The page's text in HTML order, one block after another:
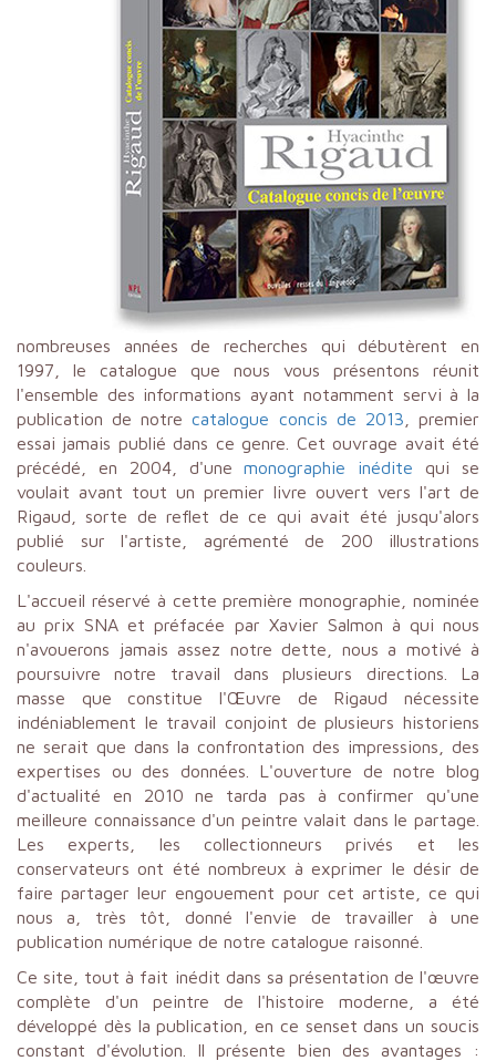
nombreuses années de recherches qui débutèrent en
1997, le catalogue que nous vous présentons réunit
l'ensemble des informations ayant notamment servi à la
publication de notrecatalogue concis de 2013 , premier
essai jamais publié dans ce genre. Cet ouvrage avait été
précédé, en 2004, d'unemonographie inédite qui se
voulait avant tout un premier livre ouvert vers l'art de
Rigaud, sorte de reflet de ce qui avait été jusqu'alors
publié sur l'artiste, agrémenté de 200 illustrations
couleurs.
L'accueil réservé à cette première monographie, nominée
au prix SNA et préfacée par Xavier Salmon à qui nous
n'avouerons jamais assez notre dette, nous a motivé à
poursuivre notre travail dans plusieurs directions. La
masse que constitue l'Œuvre de Rigaud nécessite
indéniablement le travail conjoint de plusieurs historiens
ne serait que dans la confrontation des impressions, des
expertises ou des données. L'ouverture de notre blog
d'actualité en 2010 ne tarda pas à confirmer qu'une
meilleure connaissance d'un peintre valait dans le partage.
Les experts, les collectionneurs privés et les
conservateurs ont été nombreux à exprimer le désir de
faire partager leur engouement pour cet artiste, ce qui
nous a, très tôt, donné l'envie de travailler à une
publication numérique de notre catalogue raisonné.
Ce site, tout à fait inédit dans sa présentation de l'œuvre
complète d'un peintre de l'histoire moderne, a été
développé dès la publication, en ce senset dans un soucis
constant d'évolution. Il présente bien des avantages :